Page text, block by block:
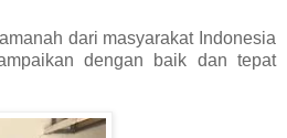
dari masyarakat Indonesia
dengan baik dan tepat